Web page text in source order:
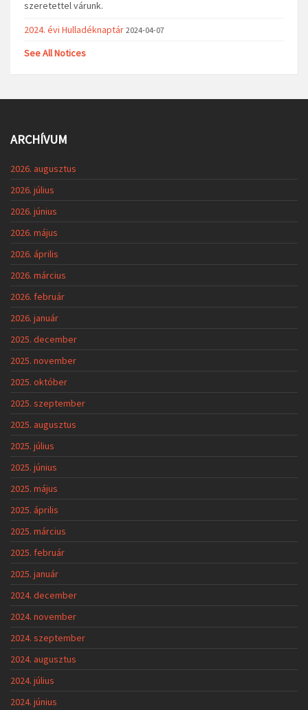
szeretettel várunk.
2024. évi Hulladéknaptár 2024-04-07
See All Notices
ARCHÍVUM
2026. augusztus
2026. július
2026. június
2026. május
2026. április
2026. március
2026. február
2026. január
2025. december
2025. november
2025. október
2025. szeptember
2025. augusztus
2025. július
2025. június
2025. május
2025. április
2025. március
2025. február
2025. január
2024. december
2024. november
2024. szeptember
2024. augusztus
2024. július
2024. június